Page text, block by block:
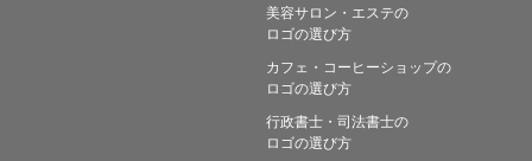
美容サロン・エステの
ロゴの選び方
カフェ・コーヒーショップの
ロゴの選び方
行政書士・司法書士の
ロゴの選び方